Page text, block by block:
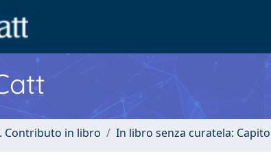
Contributo in libro In libro senza curatela: